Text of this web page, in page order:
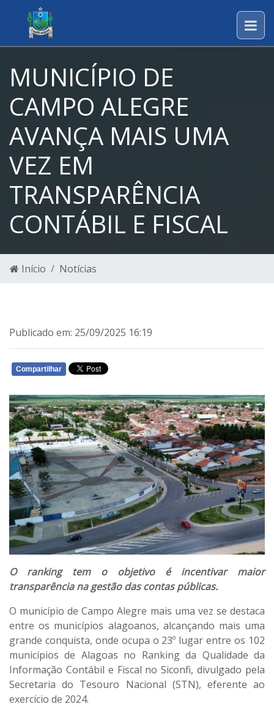
MUNICÍPIO DE
CAMPO ALEGRE
AVANÇA MAIS UMA
VEZ EM
TRANSPARÊNCIA
CONTÁBIL E FISCAL
Início Notícias
Publicado em: 25/09/2025 16:19
Compartilhar
O ranking tem o objetivo é incentivar maior
transparência na gestão das contas públicas.
O município de Campo Alegre mais uma vez se destaca
entre os municípios alagoanos, alcançando mais uma
grande conquista, onde ocupa o 23º lugar entre os 102
municípios de Alagoas no Ranking da Qualidade da
Informação Contábil e Fiscal no Siconfi, divulgado pela
Secretaria do Tesouro Nacional (STN), eferente ao
exercício de 2024.